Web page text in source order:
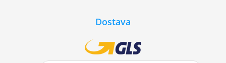
Dostava